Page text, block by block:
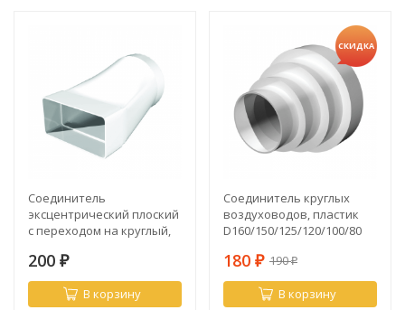
Соединитель
эксцентрический плоский
с переходом на круглый,
200 ₽
В корзину
СКИДКА
Соединитель круглых
воздуховодов, пластик
D160/150/125/120/100/80
180 ₽ 190₽
В корзину